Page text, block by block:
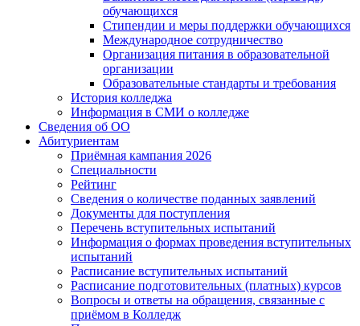
обучающихся
Стипендии и меры поддержки обучающихся
Международное сотрудничество
Организация питания в образовательной
организации
Образовательные стандарты и требования
История колледжа
Информация в СМИ о колледже
Сведения об ОО
Абитуриентам
Приёмная кампания 2026
Специальности
Рейтинг
Сведения о количестве поданных заявлений
Документы для поступления
Перечень вступительных испытаний
Информация о формах проведения вступительных
испытаний
Расписание вступительных испытаний
Расписание подготовительных (платных) курсов
Вопросы и ответы на обращения, связанные с
приёмом в Колледж